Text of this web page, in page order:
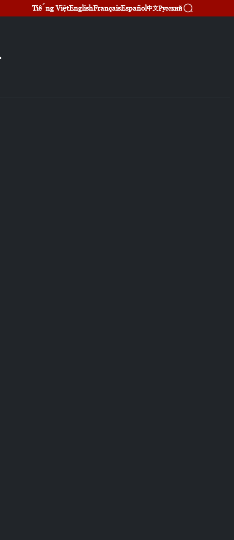
Tiếng ViệtEnglishFrançaisEspañol中文Русский